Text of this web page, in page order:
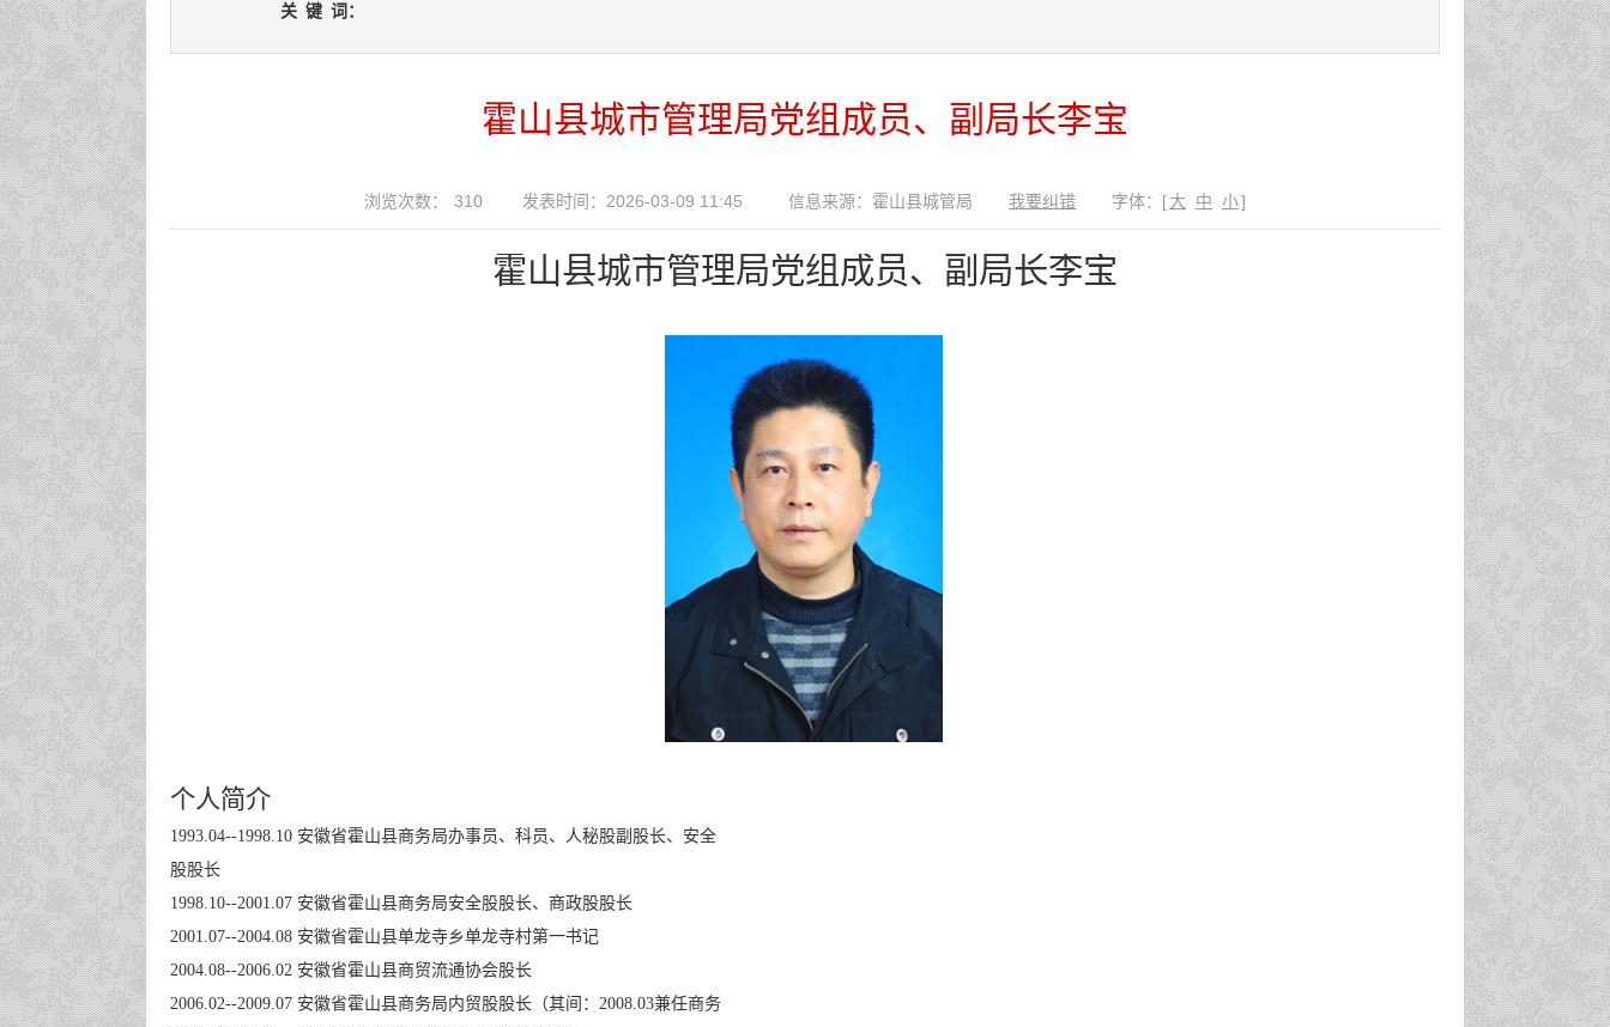
关 键 词：
霍山县城市管理局党组成员、副局长李宝
浏览次数： 310 发表时间：2026-03-09 11:45 信息来源：霍山县城管局 我要纠错 字体： [大 中 小]
霍山县城市管理局党组成员、副局长李宝
个人简介
1993.04--1998.10 安徽省霍山县商务局办事员、科员、人秘股副股长、安全
股股长
1998.10--2001.07 安徽省霍山县商务局安全股股长、商政股股长
2001.07--2004.08 安徽省霍山县单龙寺乡单龙寺村第一书记
2004.08--2006.02 安徽省霍山县商贸流通协会股长
2006.02--2009.07 安徽省霍山县商务局内贸股股长（其间：2008.03兼任商务